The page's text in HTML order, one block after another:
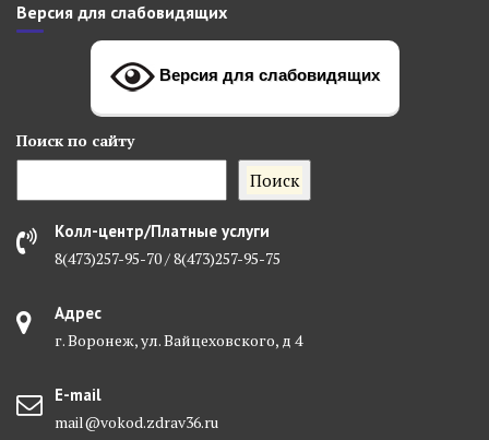
Версия для слабовидящих
Версия для слабовидящих
Поиск по сайту
Поиск
Колл-центр/Платные услуги
8(473)257-95-70 / 8(473)257-95-75
Адрес
г. Воронеж, ул. Вайцеховского, д 4
E-mail
mail@vokod.zdrav36.ru